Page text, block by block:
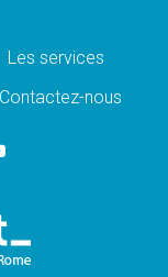
estime
pas avec
Les services
Contactez-nous